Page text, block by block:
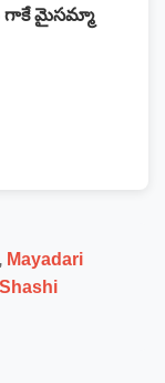
గాకే మైసమ్మా
, Mayadari
Shashi